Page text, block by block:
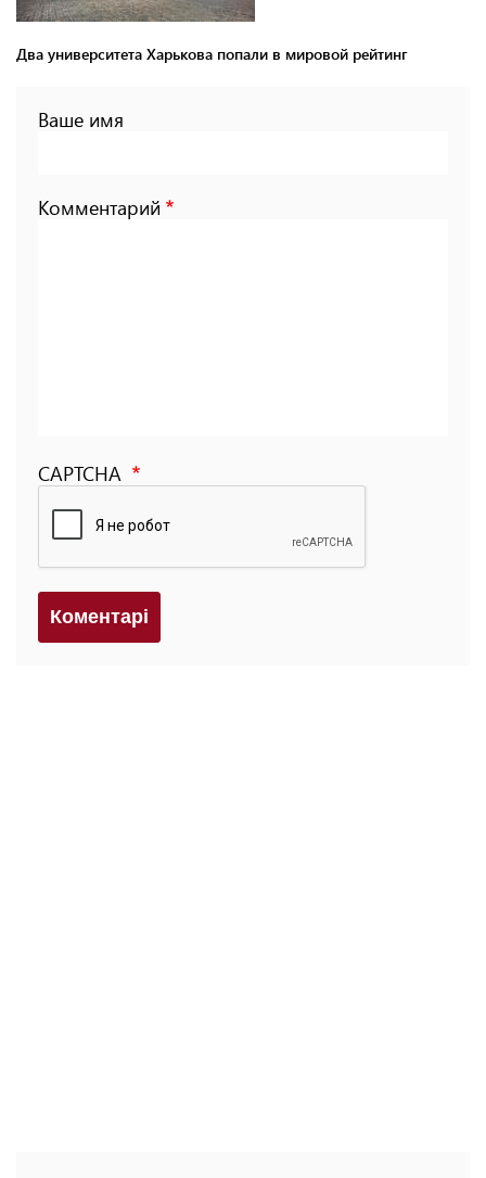
Два университета Харькова попали в мировой рейтинг
Ваше имя
Комментарий
CAPTCHA
Коментарi